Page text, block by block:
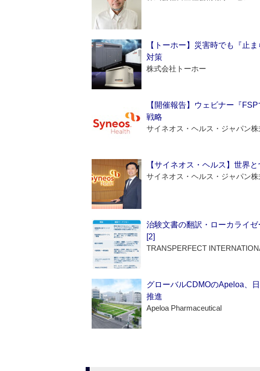
【トーホー】災害時でも『止
対策
株式会社トーホー
【開催報告】ウェビナー『
戦略
サイネオス・ヘルス・ジャパン株
【サイネオス・ヘルス】世界
サイネオス・ヘルス・ジャパン株
治験文書の翻訳・ローカライ
[2]
TRANSPERFECT
グローバルCDMOのApeloa、
推進
Apeloa Pharmaceutical